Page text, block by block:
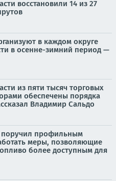
восстановили 14 из 27
в каждом округе
в осенне-зимний период —
из пяти тысяч торговых
обеспечены порядка
Владимир Сальдо
поручил профильным
меры, позволяющие
более доступным для